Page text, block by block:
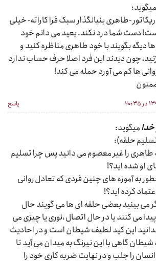
میگوید:
-طاهری بنیانگذار سبک فرا کاراته- خیلی
دست شما درد نکند. بعید می دانم خود
دیگه بگویند با خود طاهری مناظره کنید و
چون دیدند این فرد اصلا حرف حساب ندارد
ها کم می آورد حمله می کند!
پاسخ
میگوید:
حلقه):
طاهری را غیر معصوم می دانید پس چرا تسلیم
او شده اید؟!
به آموزه های چنین فردی که تعادل روانی
کرده اید؟!
می بینید بعضی حلقه ای ها می گویند حال
می کنند یا در حال اتصال ،نوری یا چیزی می
بدانید این کید لطیف شیطان است و در احادیث
شیطان گاهی با این نیرنگ به میدان می آید تا
را جلب و در نهایت ضربه کاری خود را